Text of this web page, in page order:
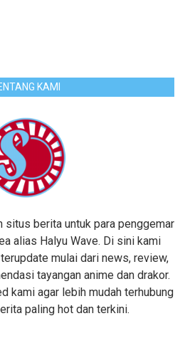
KAMI
situs berita untuk para penggemar
alias Halyu Wave. Di sini kami
mulai dari news, review,
tayangan anime dan drakor.
kami agar lebih mudah terhubung
paling hot dan terkini.